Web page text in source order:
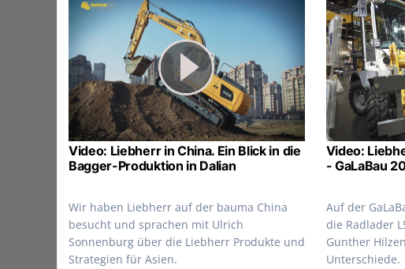
Video: Liebherr in China. Ein Blick in die
Bagger-Produktion in Dalian
Wir haben Liebherr auf der bauma China
besucht und sprachen mit Ulrich
Sonnenburg über die Liebherr Produkte und
Strategien für Asien.
Video:
- GaLaBau
Auf der
die Radlader
Gunther
Unterschiede.